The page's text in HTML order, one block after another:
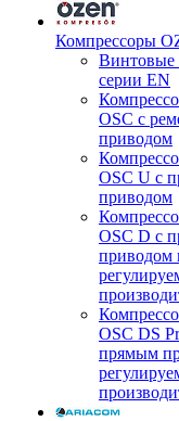
Компрессоры
Винтовые
серии EN
OSC с
приводом
OSC U с
приводом
OSC D с
приводом
OSC DS
прямым